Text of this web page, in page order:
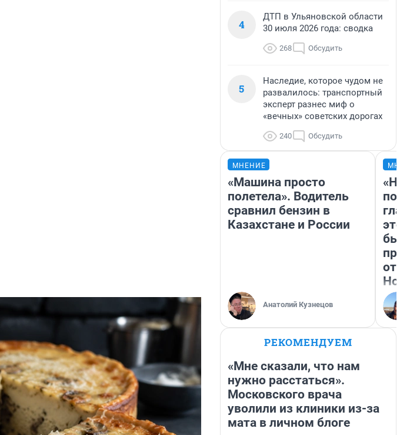
4
ДТП в Ульяновской области
30 июля 2026 года: сводка
268 Обсудить
5
Наследие, которое чудом не
развалилось: транспортный
эксперт разнес миф о
«вечных» советских дорогах
240 Обсудить
МНЕНИЕ
«Машина просто
полетела». Водитель
сравнил бензин в
Казахстане и России
Анатолий Кузнецов
этого
бьет
РЕКОМЕНДУЕМ
«Мне сказали, что нам
нужно расстаться».
Московского врача
уволили из клиники из-за
мата в личном блоге